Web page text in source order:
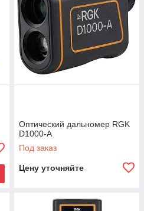
Оптический дальномер RGK
D1000-A
Под заказ
Цену уточняйте